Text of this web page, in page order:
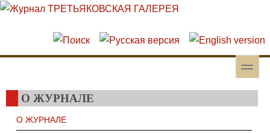
Перейти к основному содержанию
Skip to search
toggle
О ЖУРНАЛЕ
О ЖУРНАЛЕ